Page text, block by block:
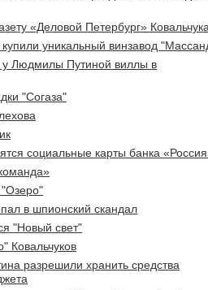
«Деловой Петербург»
купили уникальный винзавод
у Людмилы Путиной виллы в
"Согаза"
социальные карты банка
в шпионский скандал
"Новый свет"
Ковальчуков
разрешили хранить средства